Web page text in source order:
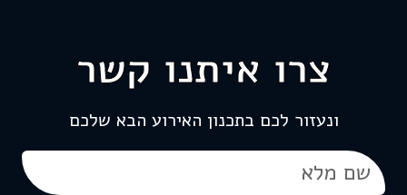
צרו איתנו קשר
ונעזור לכם בתכנון האירוע הבא שלכם